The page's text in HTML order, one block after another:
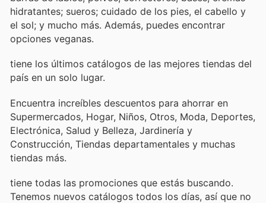
hidratantes; sueros; cuidado de los pies, el cabello y
el sol; y mucho más. Además, puedes encontrar
opciones veganas.
tiene los últimos catálogos de las mejores tiendas del
país en un solo lugar.
Encuentra increíbles descuentos para ahorrar en
Supermercados, Hogar, Niños, Otros, Moda, Deportes,
Electrónica, Salud y Belleza, Jardinería y
Construcción, Tiendas departamentales y muchas
tiendas más.
tiene todas las promociones que estás buscando.
Tenemos nuevos catálogos todos los días, así que no